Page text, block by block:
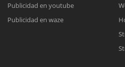
Meet para la
Todos nuestros ejecutivos están fuera
Publicidad en youtube
Publicidad en waze